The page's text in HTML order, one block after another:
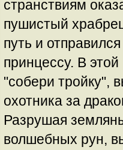
странствиям
пушистый
путь и
принцессу. В
"собери тройку",
охотника за
Разрушая
волшебных рун,